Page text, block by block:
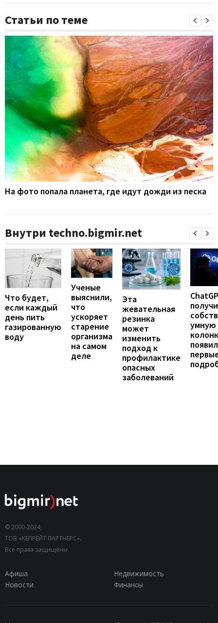
Статьи по теме
На фото попала планета, где идут дожди из песка
Внутри techno.bigmir.net
Что будет,
если каждый
день пить
газированную
воду
Ученые
выяснили,
что
ускоряет
старение
организма
на самом
деле
Эта
жевательная
резинка
может
изменить
подход к
профилактике
опасных
заболеваний
умную
© 2000-2024,
ТОВ «КЕПРЕЙТ ПАРТНЕРС».
Все права защищены.
Афиша
Недвижимость
Новости
Финансы